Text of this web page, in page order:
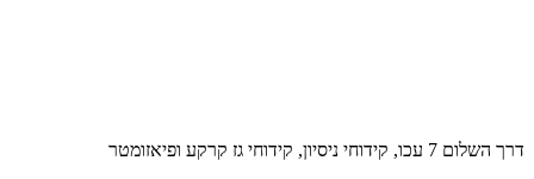
דרך השלום 7 עכו, קידוחי ניסיון, קידוחי גז קרקע ופיאזומטר